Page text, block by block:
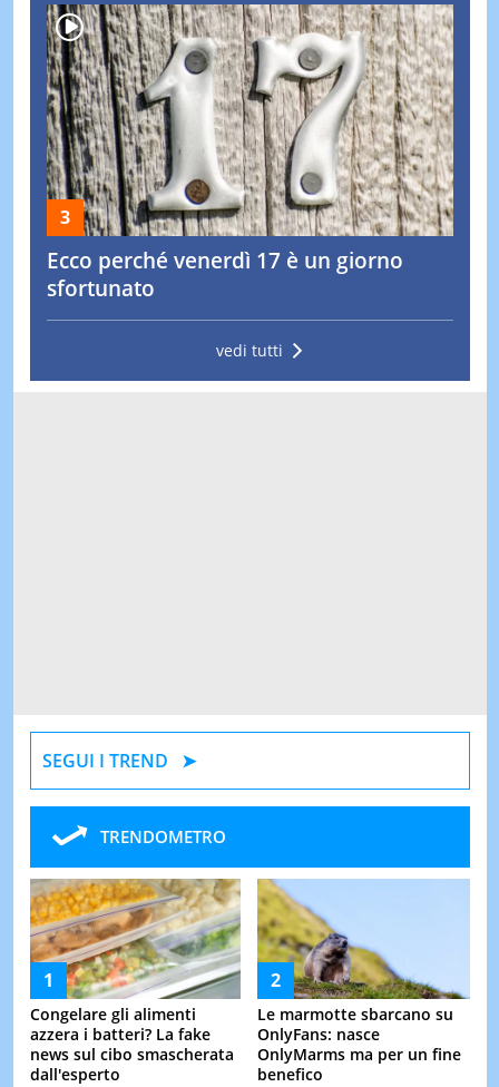
Ecco perché venerdì 17 è un giorno
sfortunato
vedi tutti
SEGUI I TREND
TRENDOMETRO
Congelare gli alimenti
azzera i batteri? La fake
news sul cibo smascherata
dall'esperto
Le marmotte sbarcano su
OnlyFans: nasce
OnlyMarms ma per un fine
benefico